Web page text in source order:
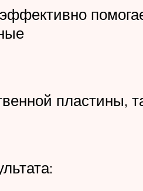
пластины,